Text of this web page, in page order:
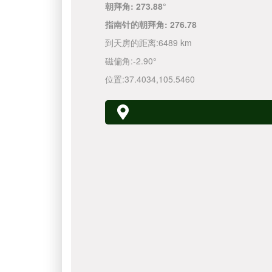
朝拜角: 273.88°
指南针的朝拜角: 276.78
到天房的距离:6489 km
磁偏角:-2.90°
位置:37.4034,105.5460